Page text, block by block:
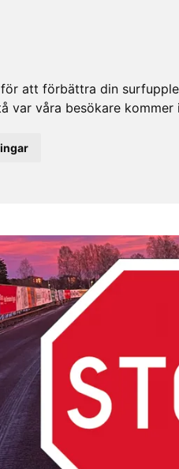
att förbättra din
var våra besökare kommer